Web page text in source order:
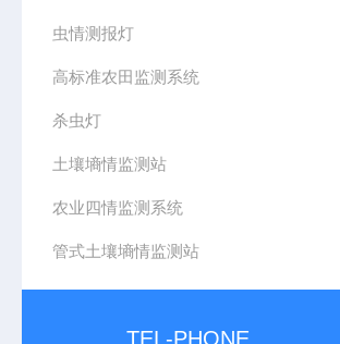
虫情测报灯
高标准农田监测系统
杀虫灯
土壤墒情监测站
农业四情监测系统
管式土壤墒情监测站
TEL-PHONE